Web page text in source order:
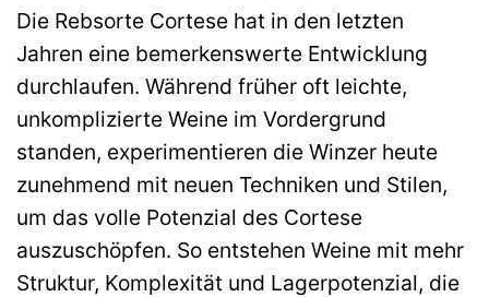
Die Rebsorte Cortese hat in den letzten
Jahren eine bemerkenswerte Entwicklung
durchlaufen. Während früher oft leichte,
unkomplizierte Weine im Vordergrund
standen, experimentieren die Winzer heute
zunehmend mit neuen Techniken und Stilen,
um das volle Potenzial des Cortese
auszuschöpfen. So entstehen Weine mit mehr
Struktur, Komplexität und Lagerpotenzial, die